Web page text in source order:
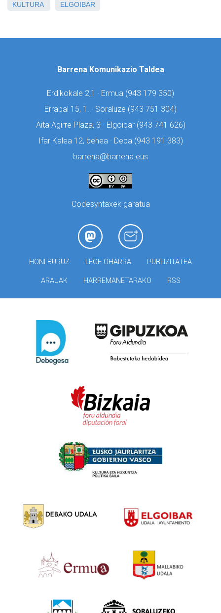
KULTURA ELGOIBAR
Barrena Komunikazio Taldea
Erdikokale 2,1 · Ermua (943 179 350)
Errabal 15, 1. · Soraluze (943 751 304)
Aita Agirre Plaza, 3 · Elgoibar (943 741 626)
Ifar Kalea 12, behea · Deba (943 191 383)
barrena@barrena.eus
Codesyntaxek garatua
HONI BURUZ LEGE OHARRA PUBLIZITATEA
ARAUAK HARREMANETARAKO RSS